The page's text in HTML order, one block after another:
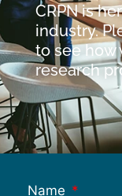
CRPN is
industry.
to see how
research
Name